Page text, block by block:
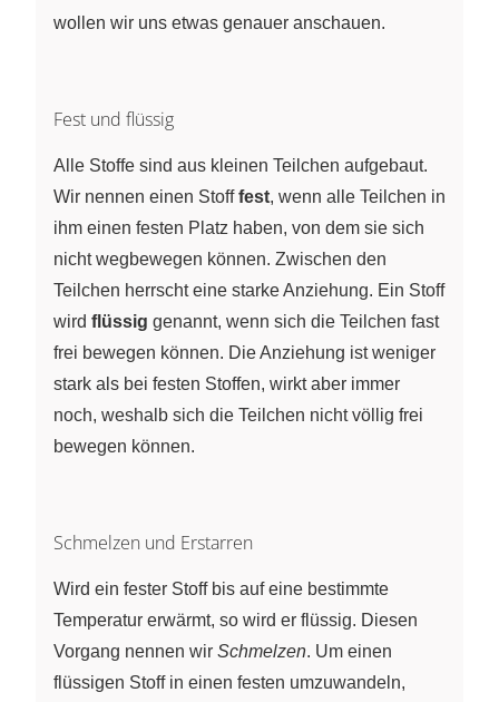
wollen wir uns etwas genauer anschauen.
Fest und flüssig
Alle Stoffe sind aus kleinen Teilchen aufgebaut.
Wir nennen einen Stofffest, wenn alle Teilchen in
ihm einen festen Platz haben, von dem sie sich
nicht wegbewegen können. Zwischen den
Teilchen herrscht eine starke Anziehung. Ein Stoff
wird flüssig genannt, wenn sich die Teilchen fast
frei bewegen können. Die Anziehung ist weniger
stark als bei festen Stoffen, wirkt aber immer
noch, weshalb sich die Teilchen nicht völlig frei
bewegen können.
Schmelzen und Erstarren
Wird ein fester Stoff bis auf eine bestimmte
Temperatur erwärmt, so wird er flüssig. Diesen
Vorgang nennen wir Schmelzen. Um einen
flüssigen Stoff in einen festen umzuwandeln,